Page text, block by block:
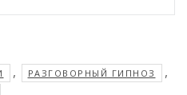
, РАЗГОВОРНЫЙ ГИПНОЗ ,